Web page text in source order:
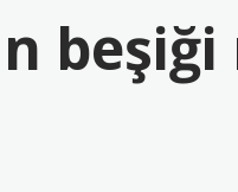
beşiği